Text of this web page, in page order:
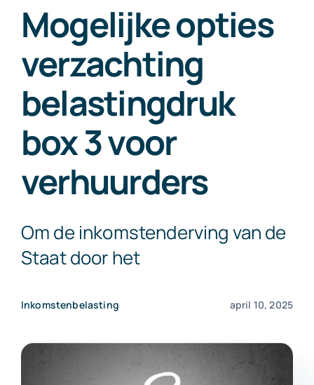
Nieuws
Exact Online
Neem contact op!
Mogelijke opties
verzachting
belastingdruk
box 3 voor
verhuurders
Om de inkomstenderving van de
Staat door het
Inkomstenbelasting april 10, 2025